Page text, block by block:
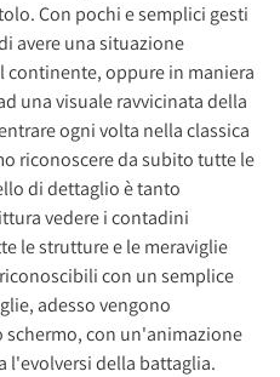
Con pochi e semplici gesti
avere una situazione
oppure in maniera
una visuale ravvicinata della
ogni volta nella classica
riconoscere da subito tutte le
di dettaglio è tanto
vedere i contadini
le strutture e le meraviglie
con un semplice
adesso vengono
con un'animazione
l'evolversi della battaglia.